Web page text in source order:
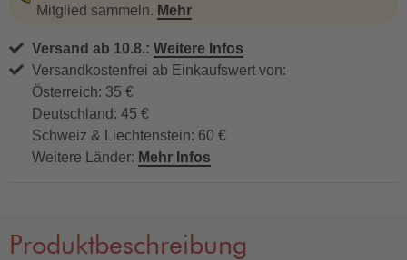
Mitglied sammeln. Mehr
Versand ab 10.8.: Weitere Infos
Versandkostenfrei ab Einkaufswert von:
Österreich: 35 €
Deutschland: 45 €
Schweiz & Liechtenstein: 60 €
Weitere Länder: Mehr Infos
Produktbeschreibung